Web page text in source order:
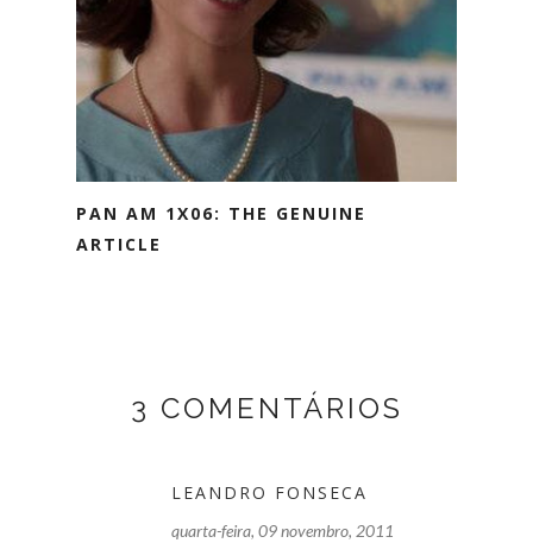
PAN AM 1X06: THE GENUINE
ARTICLE
3 COMENTÁRIOS
LEANDRO FONSECA
quarta-feira, 09 novembro, 2011